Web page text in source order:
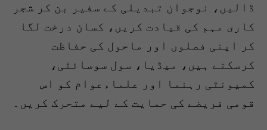
ڈالیں، نوجوان تبدیلی کے سفیر بن کر شجر
کاری مہم کی قیادت کریں، کسان درخت لگا
کر اپنی فصلوں اور ماحول کی حفاظت
کرسکتے ہیں، میڈیا، سول سوسائٹی،
کمیونٹی رہنما اور علماءعوام کو اس
قومی فریضے کی حمایت کے لیے متحرک کریں۔